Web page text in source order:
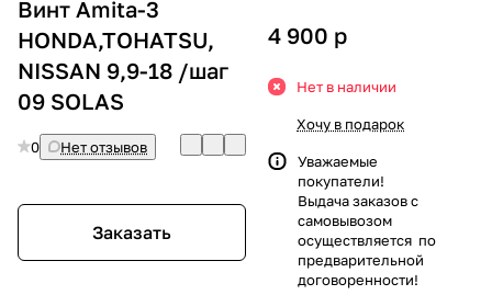
Винт Amita-3
HONDA,TOHATSU,
NISSAN 9,9-18 /шаг
09 SOLAS
0 Нет отзывов
Заказать
4 900 p
Нет в наличии
Хочу в подарок
Уважаемые
покупатели!
Выдача заказов с
самовывозом
осуществляется по
предварительной
договоренности!